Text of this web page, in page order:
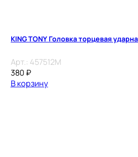
KING TONY Головка торцевая
Арт.: 457512M
380 ₽
В корзину